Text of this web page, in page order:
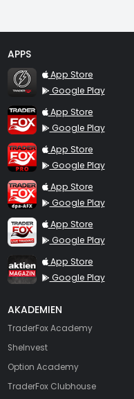
APPS
TraderFox Flash
App Store
Google Play
TraderFox App
App Store
Google Play
TraderFox Pro
App Store
Google Play
TraderFox dpa-AFX ProFeed
App Store
Google Play
TraderFox Live Trading
App Store
Google Play
TraderFox aktien Magazin
App Store
Google Play
AKADEMIEN
TraderFox Academy
SheInvest
Option Academy
TraderFox Clubhouse